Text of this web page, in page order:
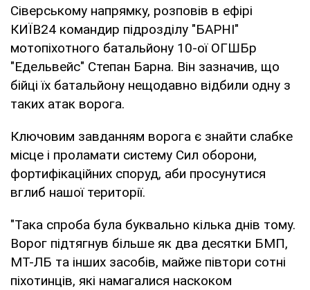
Сіверському напрямку, розповів в ефірі
КИЇВ24 командир підрозділу "БАРНІ"
мотопіхотного батальйону 10-ої ОГШБр
"Едельвейс" Степан Барна. Він зазначив, що
бійці їх батальйону нещодавно відбили одну з
таких атак ворога.
Ключовим завданням ворога є знайти слабке
місце і проламати систему Сил оборони,
фортифікаційних споруд, аби просунутися
вглиб нашої території.
"Така спроба була буквально кілька днів тому.
Ворог підтягнув більше як два десятки БМП,
МТ-ЛБ та інших засобів, майже півтори сотні
піхотинців, які намагалися наскоком